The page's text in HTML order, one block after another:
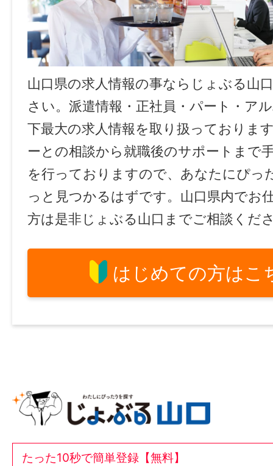
山口県の求人情報の事ならじょぶる山
さい。派遣情報・正社員・パート・ア
下最大の求人情報を取り扱っておりま
ーとの相談から就職後のサポートまで
を行っておりますので、あなたにぴっ
っと見つかるはずです。山口県内でお
方は是非じょぶる山口までご相談くだ
はじめての方はこ
たった10秒で簡単登録【無料】